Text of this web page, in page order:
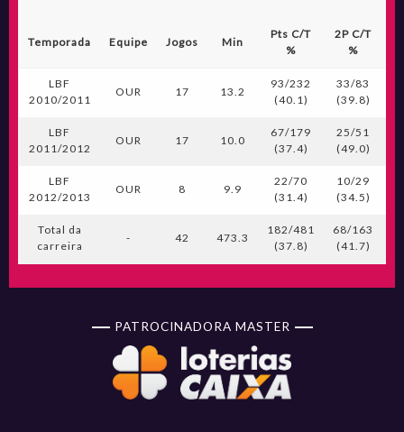
Temporada Equipe Jogos Min
Pts C/T
%
2P C/T
%
LBF
2010/2011
OUR 17 13.2
93/232
(40.1)
33/83
(39.8)
LBF
2011/2012
OUR 17 10.0
67/179
(37.4)
25/51
(49.0)
LBF
2012/2013
OUR 8 9.9
22/70
(31.4)
10/29
(34.5)
Total da
carreira
- 42 473.3
182/481
(37.8)
68/163
(41.7)
PATROCINADORA MASTER